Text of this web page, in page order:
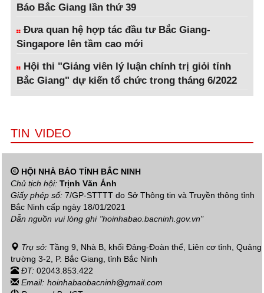
Báo Bắc Giang lần thứ 39
Đưa quan hệ hợp tác đầu tư Bắc Giang-
Singapore lên tầm cao mới
Hội thi "Giảng viên lý luận chính trị giỏi tỉnh
Bắc Giang" dự kiến tổ chức trong tháng 6/2022
TIN VIDEO
HỘI NHÀ BÁO TỈNH BẮC NINH
Chủ tịch hội: Trịnh Văn Ánh
Giấy phép số: 7/GP-STTTT do Sở Thông tin và Truyền thông tỉnh
Bắc Ninh cấp ngày 18/01/2021
Dẫn nguồn vui lòng ghi "hoinhabao.bacninh.gov.vn"
Trụ sở: Tầng 9, Nhà B, khối Đảng-Đoàn thể, Liên cơ tỉnh, Quảng
trường 3-2, P. Bắc Giang, tỉnh Bắc Ninh
ĐT: 02043.853.422
Email: hoinhabaobacninh@gmail.com